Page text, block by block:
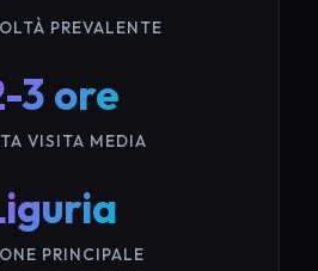
PREVALENTE
3 ore
VISITA MEDIA
PRINCIPALE